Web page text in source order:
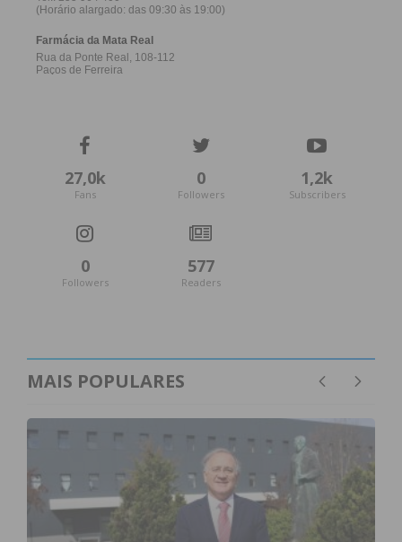
27,0k
Fans
0
Followers
1,2k
Subscribers
0
Followers
577
Readers
MAIS POPULARES